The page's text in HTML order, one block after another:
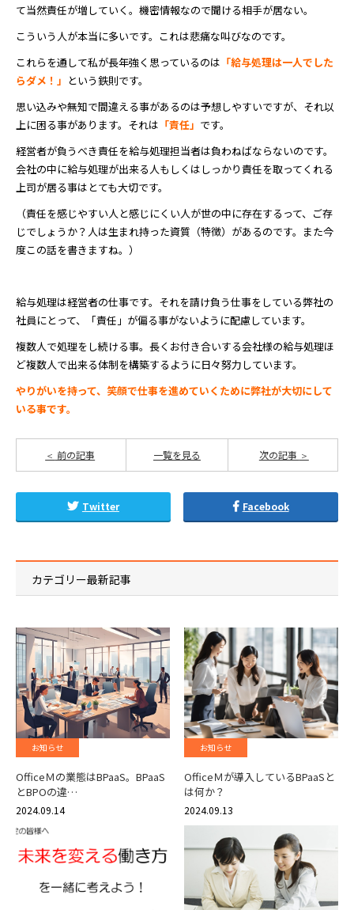
て当然責任が増していく。機密情報なので聞ける相手が居ない。
こういう人が本当に多いです。これは悲痛な叫びなのです。
これらを通して私が長年強く思っているのは 「給与処理は一人でした
らダメ！」 という鉄則です。
思い込みや無知で間違える事があるのは予想しやすいですが、それ以
上に困る事があります。それは 「責任」 です。
経営者が負うべき責任を給与処理担当者は負わねばならないのです。
会社の中に給与処理が出来る人もしくはしっかり責任を取ってくれる
上司が居る事はとても大切です。
（責任を感じやすい人と感じにくい人が世の中に存在するって、ご存
じでしょうか？人は生まれ持った資質（特徴）があるのです。また今
度この話を書きますね。）
給与処理は経営者の仕事です。それを請け負う仕事をしている弊社の
社員にとって、「責任」が偏る事がないように配慮しています。
複数人で処理をし続ける事。長くお付き合いする会社様の給与処理ほ
ど複数人で出来る体制を構築するように日々努力しています。
やりがいを持って、笑顔で仕事を進めていくために弊社が大切にして
いる事です。
前の記事 次の記事
一覧を見る
Twitter Facebook
カテゴリー最新記事
お知らせ
OfficeＭの業態はBPaaS。BPaaS
とBPOの違…
2024.09.14
お知らせ
OfficeＭが導入しているBPaaSと
は何か？
2024.09.13